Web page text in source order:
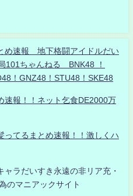
め速報 地下格闘アイドルだい
101ちゃんねる BNK48 ！
！GNZ48！STU48！SKE48
速報！！ネット乞食DE2000万
ってるまとめ速報！！激しくハ
ラだいすき永遠の非リア充・
のマニアックサイト